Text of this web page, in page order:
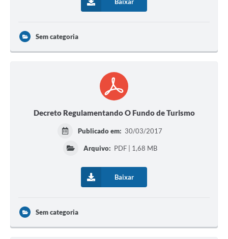
Sem categoria
Decreto Regulamentando O Fundo de Turismo
Publicado em: 30/03/2017
Arquivo: PDF | 1,68 MB
Baixar
Sem categoria